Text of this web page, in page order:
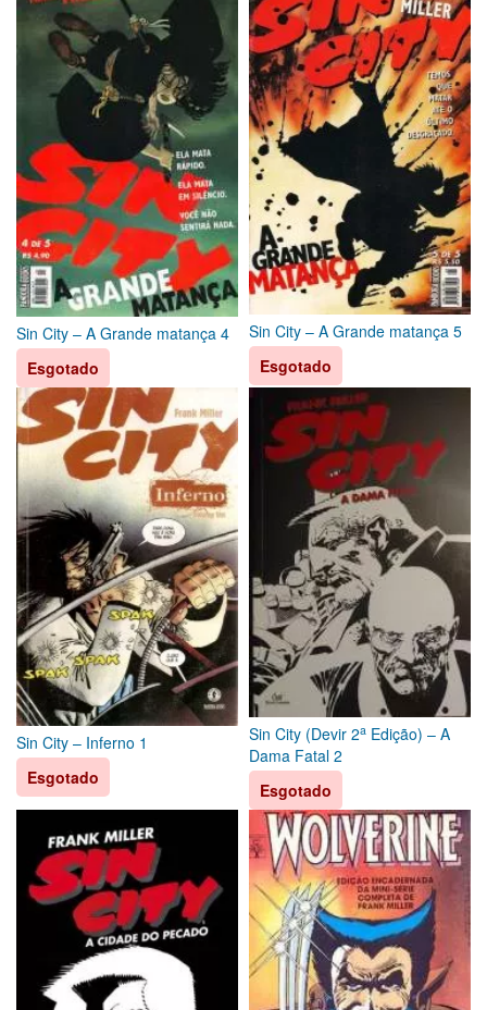
Sin City – A Grande matança 4
Esgotado
Sin City – A Grande matança 5
Esgotado
Sin City – Inferno 1
Esgotado
Sin City (Devir 2a Edição) – A
Dama Fatal 2
Esgotado